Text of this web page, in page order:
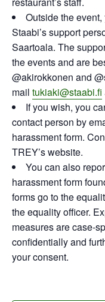
Outside the
Staabi’s support
Saartoala. The
the events and are
@akirokkonen and
mail tukiaki@staabi.fi
If you wish, you
contact person by
harassment form.
TREY’s website.
You can also
harassment form
forms go to the
the equality officer.
measures are case-
confidentially and
your consent.